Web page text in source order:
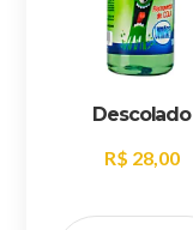
Descolado
R$ 28,00